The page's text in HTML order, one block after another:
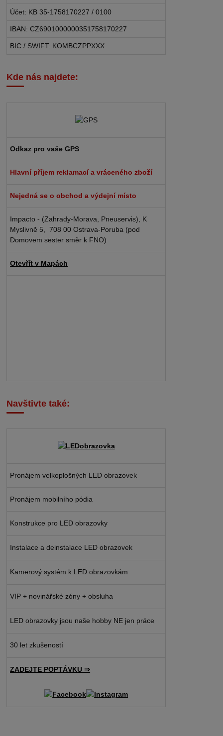
Účet: KB 35-1758170227 / 0100
IBAN: CZ6901000000351758170227
BIC / SWIFT: KOMBCZPPXXX
Kde nás najdete:
Odkaz pro vaše GPS
Hlavní příjem reklamací a vráceného zboží
Nejedná se o obchod a výdejní místo
Impacto - (Zahrady-Morava, Pneuservis), K
Myslivně 5, 708 00 Ostrava-Poruba (pod
Domovem sester směr k FNO)
Otevřít v Mapách
Navštivte také:
Pronájem velkoplošných LED obrazovek
Pronájem mobilního pódia
Konstrukce pro LED obrazovky
Instalace a deinstalace LED obrazovek
Kamerový systém k LED obrazovkám
VIP + novinářské zóny + obsluha
LED obrazovky jsou naše hobby NE jen práce
30 let zkušeností
ZADEJTE POPTÁVKU ⇒